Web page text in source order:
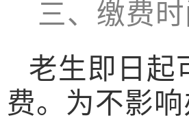
三、 缴费时
老生即日起
费。为不影